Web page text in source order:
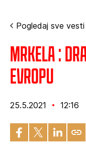
Pogledaj sve vesti
Mrkela :
Evropu
25.5.2021 12:16